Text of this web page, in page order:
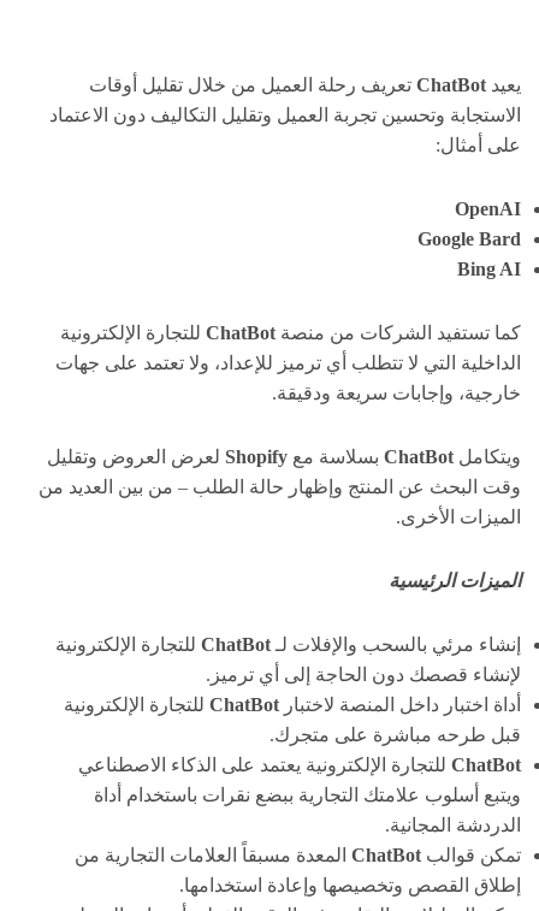
يعيد ChatBot تعريف رحلة العميل من خلال تقليل أوقات
الاستجابة وتحسين تجربة العميل وتقليل التكاليف دون الاعتماد
على أمثال:
OpenAI
Google Bard
Bing AI
كما تستفيد الشركات من منصة ChatBot للتجارة الإلكترونية
الداخلية التي لا تتطلب أي ترميز للإعداد، ولا تعتمد على جهات
خارجية، وإجابات سريعة ودقيقة.
ويتكامل ChatBot بسلاسة مع Shopify لعرض العروض وتقليل
وقت البحث عن المنتج وإظهار حالة الطلب – من بين العديد من
الميزات الأخرى.
الميزات الرئيسية
إنشاء مرئي بالسحب والإفلات لـ ChatBot للتجارة الإلكترونية
لإنشاء قصصك دون الحاجة إلى أي ترميز.
أداة اختبار داخل المنصة لاختبار ChatBot للتجارة الإلكترونية
قبل طرحه مباشرة على متجرك.
ChatBot للتجارة الإلكترونية يعتمد على الذكاء الاصطناعي
ويتبع أسلوب علامتك التجارية ببضع نقرات باستخدام أداة
الدردشة المجانية.
تمكن قوالب ChatBot المعدة مسبقاً العلامات التجارية من
إطلاق القصص وتخصيصها وإعادة استخدامها.